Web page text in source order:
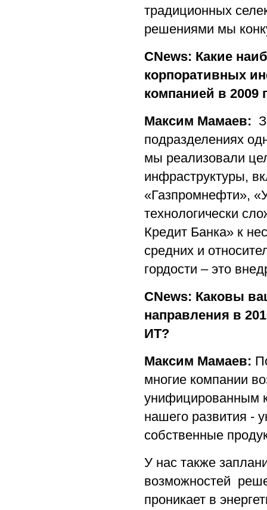
традиционных
решениями мы
CNews: Какие
корпоративных
компанией в 2009
Максим Мамаев:
подразделениях
мы реализовали
инфраструктуры,
«Газпромнефти»,
технологически
Кредит Банка» к
средних и
гордости – это
CNews: Каковы
направления в
ИТ?
Максим Мамаев:
многие компании
унифицированным
нашего развития -
собственные
У нас также
возможностей
проникает в